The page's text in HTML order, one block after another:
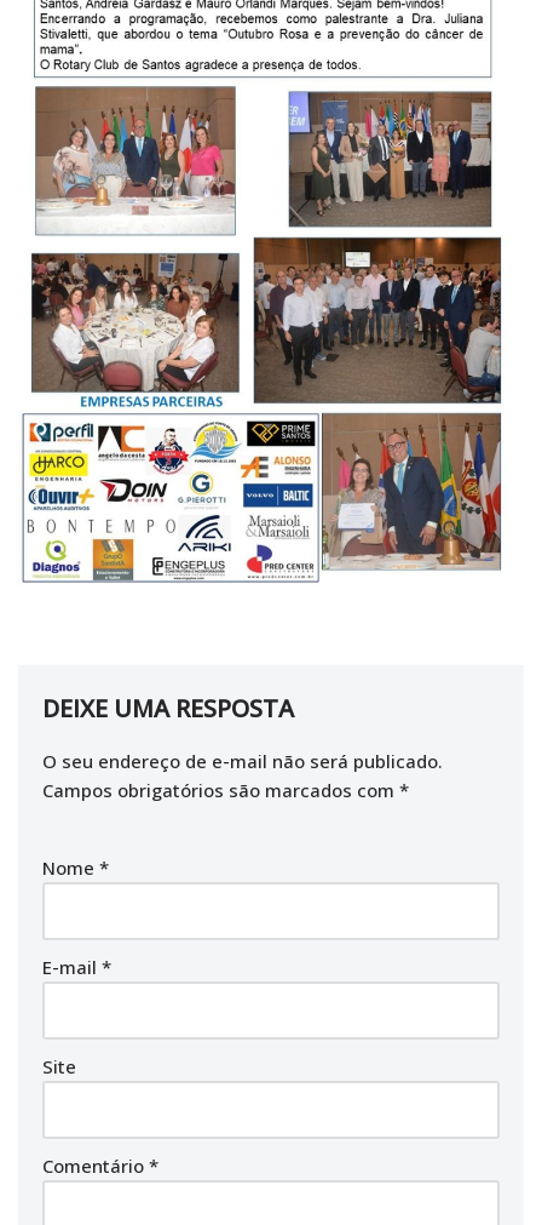
DEIXE UMA RESPOSTA
O seu endereço de e-mail não será publicado.
Campos obrigatórios são marcados com *
Nome *
E-mail *
Site
Comentário *